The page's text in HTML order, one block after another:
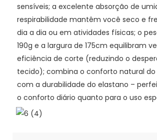
sensíveis; a excelente absorção de
respirabilidade mantêm você seco e
dia a dia ou em atividades físicas; o
190g e a largura de 175cm equilibram
eficiência de corte (reduzindo o
tecido); combina o conforto natural do
com a durabilidade do elastano –
o conforto diário quanto para o uso